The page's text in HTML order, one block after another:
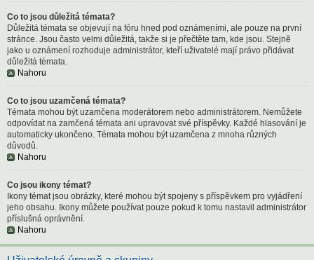
Co to jsou důležitá témata?
Důležitá témata se objevují na fóru hned pod oznámeními, ale pouze na první
stránce. Jsou často velmi důležitá, takže si je přečtěte tam, kde jsou. Stejně
jako u oznámení rozhoduje administrátor, kteří uživatelé mají právo přidávat
důležitá témata.
Nahoru
Co to jsou uzamčená témata?
Témata mohou být uzamčena moderátorem nebo administrátorem. Nemůžete
odpovídat na zamčená témata ani upravovat své příspěvky. Každé hlasování je
automaticky ukončeno. Témata mohou být uzamčena z mnoha různých
důvodů.
Nahoru
Co jsou ikony témat?
Ikony témat jsou obrázky, které mohou být spojeny s příspěvkem pro vyjádření
jeho obsahu. Ikony můžete používat pouze pokud k tomu nastavil administrátor
příslušná oprávnění.
Nahoru